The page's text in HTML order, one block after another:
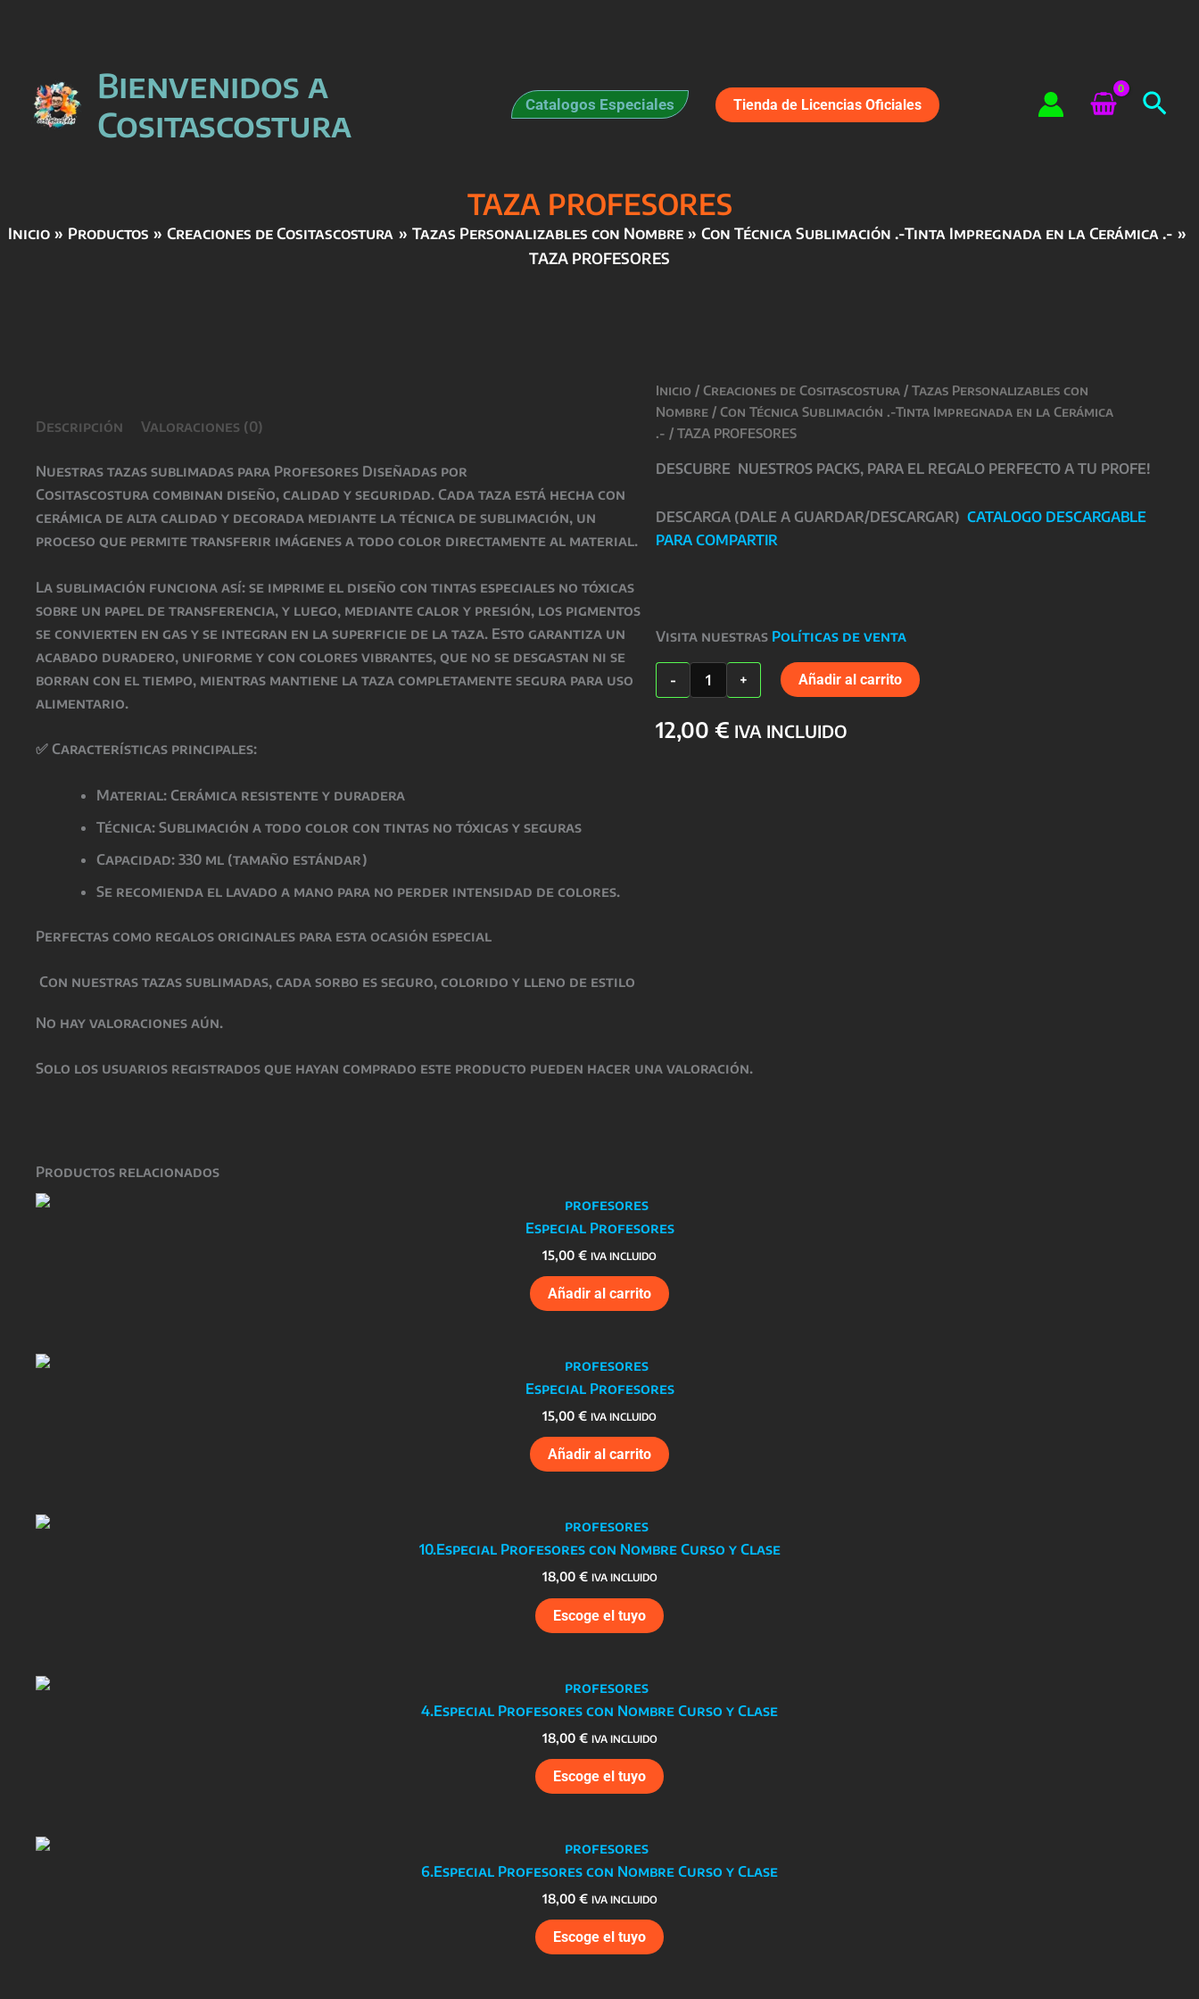
contenido
Bienvenidos a
Cositascostura
Catalogos Especiales Tienda de Licencias Oficiales
TAZA PROFESORES
Inicio Productos Creaciones de Cositascostura Tazas Personalizables con Nombre
Con Técnica Sublimación .-Tinta Impregnada en la Cerámica .-
TAZA PROFESORES
Inicio /Creaciones de Cositascostura /Tazas Personalizables con
Nombre /Con Técnica Sublimación .-Tinta Impregnada en la Cerámica
.- / TAZA PROFESORES
DESCUBRE NUESTROS PACKS, PARA EL REGALO PERFECTO A TU PROFE!
DESCARGA (DALE A GUARDAR/DESCARGAR)CATALOGO DESCARGABLE
PARA COMPARTIR
Visita nuestras Políticas de venta
-
TAZA
PROFESORES
+ Añadir al carrito
12,00€ IVA INCLUIDO
Descripción Valoraciones (0)
Nuestras tazas sublimadas para Profesores Diseñadas por
Cositascostura combinan diseño, calidad y seguridad. Cada taza está hecha con
cerámica de alta calidad y decorada mediante la técnica de sublimación, un
proceso que permite transferir imágenes a todo color directamente al material.
La sublimación funciona así: se imprime el diseño con tintas especiales no tóxicas
sobre un papel de transferencia, y luego, mediante calor y presión, los pigmentos
se convierten en gas y se integran en la superficie de la taza. Esto garantiza un
acabado duradero, uniforme y con colores vibrantes, que no se desgastan ni se
borran con el tiempo, mientras mantiene la taza completamente segura para uso
alimentario.
✅ Características principales:
Material: Cerámica resistente y duradera
Técnica: Sublimación a todo color con tintas no tóxicas y seguras
Capacidad: 330 ml (tamaño estándar)
Se recomienda el lavado a mano para no perder intensidad de colores.
Perfectas como regalos originales para esta ocasión especial
Con nuestras tazas sublimadas, cada sorbo es seguro, colorido y lleno de estilo
No hay valoraciones aún.
Solo los usuarios registrados que hayan comprado este producto pueden hacer una valoración.
Productos relacionados
Especial Profesores
15,00 € IVA INCLUIDO
Añadir al carrito
Especial Profesores
15,00 € IVA INCLUIDO
Añadir al carrito
10.Especial Profesores con Nombre Curso y Clase
18,00 € IVA INCLUIDO
Escoge el tuyo
4.Especial Profesores con Nombre Curso y Clase
18,00 € IVA INCLUIDO
Escoge el tuyo
6.Especial Profesores con Nombre Curso y Clase
18,00 € IVA INCLUIDO
Escoge el tuyo